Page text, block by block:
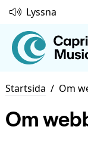
Lyssna
Startsida / Om
Om